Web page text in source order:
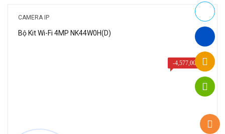
1,980,000₫.
CAMERA IP
Bộ Kit Wi-Fi 4MP NK44W0H(D)
-4,577,000